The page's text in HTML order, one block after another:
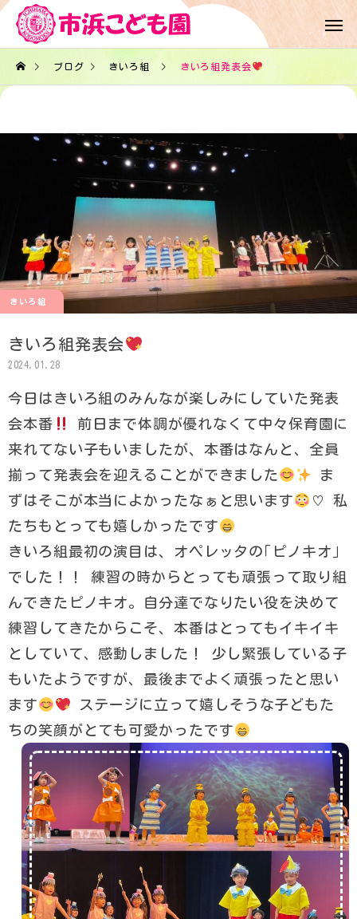
ブログ きいろ組 きいろ組発表会
きいろ組
きいろ組発表会
2024.01.28
今日はきいろ組のみんなが楽しみにしていた発表
会本番
前日まで体調が優れなくて中々保育園に
来れてない子もいましたが、本番はなんと、全員
揃って発表会を迎えることができました
ま
ずはそこが本当によかったなぁと思います
♡ 私
たちもとっても嬉しかったです
きいろ組最初の演目は、オペレッタの｢ピノキオ｣
でした！！ 練習の時からとっても頑張って取り組
んできたピノキオ。自分達でなりたい役を決めて
練習してきたからこそ、本番はとってもイキイキ
としていて、感動しました！ 少し緊張している子
もいたようですが、最後までよく頑張ったと思い
ます
ステージに立って嬉しそうな子どもた
ちの笑顔がとても可愛かったです